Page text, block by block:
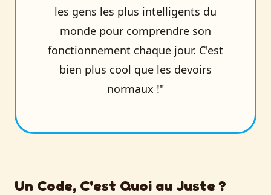
les gens les plus intelligents du
monde pour comprendre son
fonctionnement chaque jour. C'est
bien plus cool que les devoirs
normaux !"
Un Code, C'est Quoi au Juste ?